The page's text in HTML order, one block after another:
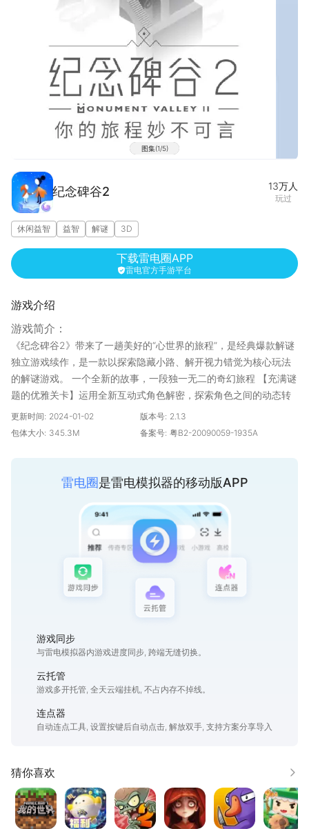
图集(1/5)
纪念碑谷2 13万人
玩过
休闲益智 益智 解谜 3D
下载雷电圈APP
雷电官方手游平台
游戏介绍
游戏简介：
《纪念碑谷2》带来了一趟美好的“心世界的旅程”，是经典爆款解谜
独立游戏续作，是一款以探索隐藏小路、解开视力错觉为核心玩法
的解谜游戏。 一个全新的故事，一段独一无二的奇幻旅程 【充满谜
题的优雅关卡】运用全新互动式角色解密，探索角色之间的动态转
换 【奇幻的行走方式】将建筑风格、艺术运动、和个人意识完美结
合，转化成令人惊叹不已的几何结构 【心世界的旅程】让你沉浸在
更新时间: 2024-01-02 版本号: 2.1.3
包体大小: 345.3M 备案号: 粤B2-20090059-1935A
雷电圈是雷电模拟器的移动版APP
游戏同步
与雷电模拟器内游戏进度同步, 跨端无缝切换。
云托管
游戏多开托管, 全天云端挂机, 不占内存不掉线。
连点器
自动连点工具, 设置按键后自动点击, 解放双手, 支持方案分享导入
猜你喜欢
更多
我的世界 蛋仔派对 植物大战僵尸2高清版
超自然行动组鹅鸭杀 迷你